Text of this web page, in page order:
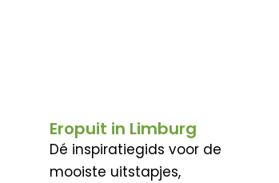
Eropuit in Limburg
Dé inspiratiegids voor de
mooiste uitstapjes,